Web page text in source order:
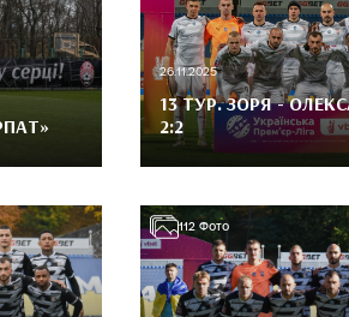
26.11.2025
13 ТУР. ЗОРЯ -
2:2
112 Фото